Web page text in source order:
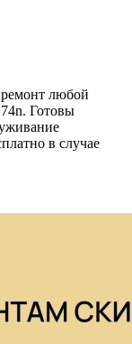
любой
Готовы
в случае